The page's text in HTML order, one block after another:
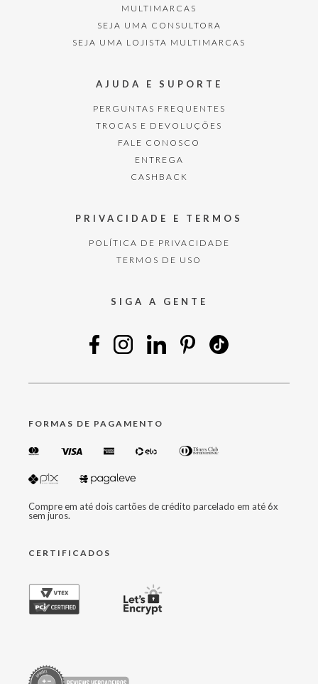
MULTIMARCAS
SEJA UMA CONSULTORA
SEJA UMA LOJISTA MULTIMARCAS
AJUDA E SUPORTE
PERGUNTAS FREQUENTES
TROCAS E DEVOLUÇÕES
FALE CONOSCO
ENTREGA
CASHBACK
PRIVACIDADE E TERMOS
POLÍTICA DE PRIVACIDADE
TERMOS DE USO
SIGA A GENTE
FORMAS DE PAGAMENTO
Compre em até dois cartões de crédito parcelado em até 6x
sem juros.
CERTIFICADOS